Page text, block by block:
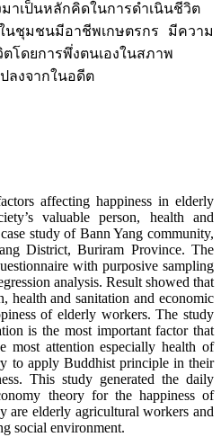
าเป็นหลักคิดในการดำเนินชีวิต
นชุมชนมีอาชีพเกษตรกร มีความ
โดยการพึ่งตนเองในสภาพ
ลงจากในอดีต
affecting happiness in elderly
valuable person, health and
study of Bann Yang community,
District, Buriram Province. The
with purposive sampling
analysis. Result showed that
health and sanitation and economic
of elderly workers. The study
is the most important factor that
most attention especially health of
to apply Buddhist principle in their
This study generated the daily
theory for the happiness of
are elderly agricultural workers and
social environment.